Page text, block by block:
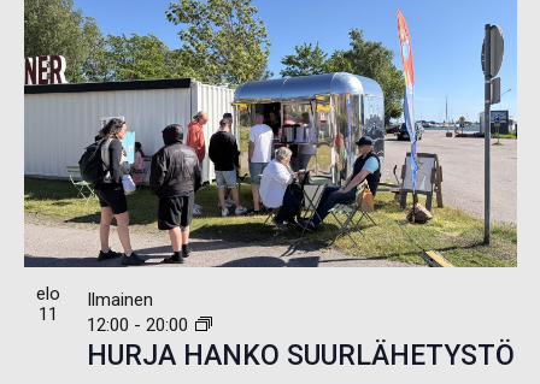
elo
11
HURJA HANKO SUURLÄHETYSTÖ
12:00 - 20:00
Ilmainen